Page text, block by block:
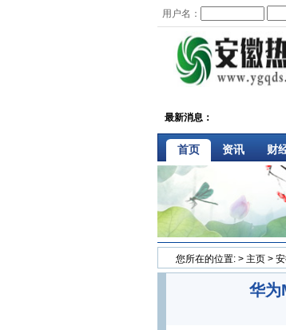
用户名：
最新消息：
首页 资讯 财
您所在的位置: > 主页 >
华为